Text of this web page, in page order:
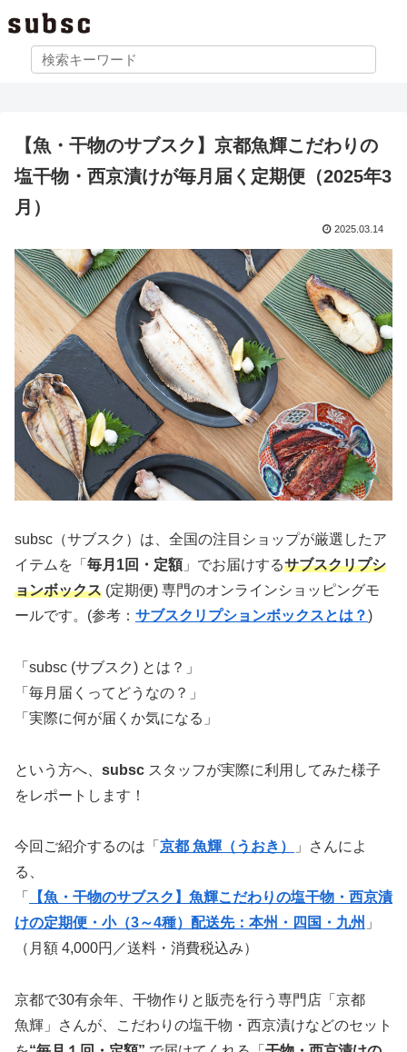
【魚・干物のサブスク】京都魚輝こだわりの
塩干物・西京漬けが毎月届く定期便（2025年3
月）
2025.03.14
subsc（サブスク）は、全国の注目ショップが厳選したア
イテムを「 毎月1回・定額」でお届けするサブスクリプシ
ョンボックス (定期便) 専門のオンラインショッピングモ
ールです。(参考： サブスクリプションボックスとは？)
「subsc (サブスク) とは？」
「毎月届くってどうなの？」
「実際に何が届くか気になる」
という方へ、 subsc スタッフが実際に利用してみた様子
をレポートします！
今回ご紹介するのは「 京都 魚輝（うおき）
」さんによ
る、
「
【魚・干物のサブスク】魚輝こだわりの塩干物・西京漬
けの定期便・小（3～4種）配送先：本州・四国・九州 」
（月額 4,000円／送料・消費税込み）
京都で30有余年、干物作りと販売を行う専門店「京都
魚輝」さんが、こだわりの塩干物・西京漬けなどのセット